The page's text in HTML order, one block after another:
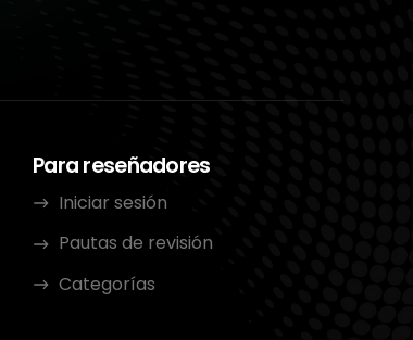
Para reseñadores
Iniciar sesión
Pautas de revisión
Categorías